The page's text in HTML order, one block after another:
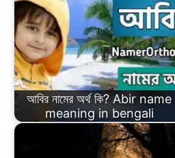
আবির নামের অর্থ কি? Abir name
meaning in bengali